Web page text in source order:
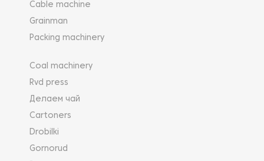
Cable machine
Grainman
Packing machinery
Coal machinery
Rvd press
Делаем чай
Cartoners
Drobilki
Gornorud